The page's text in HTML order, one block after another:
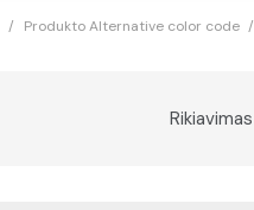
/ Produkto Alternative color code /
Rikiavimas